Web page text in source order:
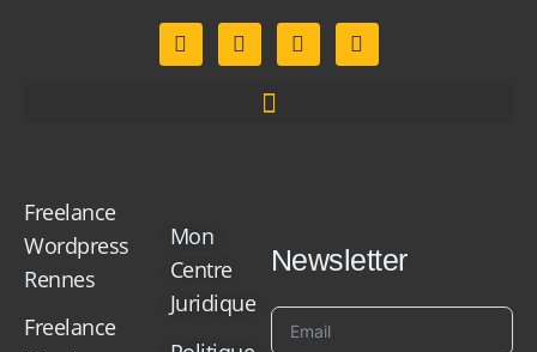
Freelance
Wordpress
Rennes
Freelance
Mon
Centre
Juridique
Newsletter